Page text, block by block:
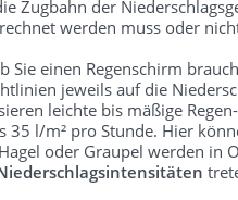
Zugbahn der
werden muss oder
Sie einen Regenschirm
jeweils auf die
leichte bis mäßige
l/m² pro Stunde. Hier
oder Graupel werden in